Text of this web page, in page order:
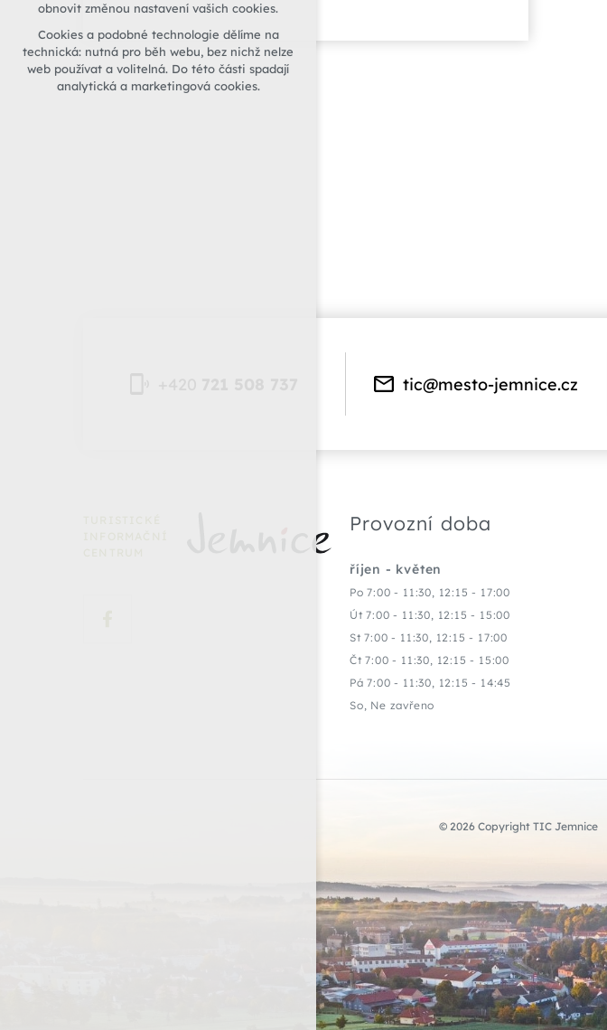
tic@mesto-jemnice.cz
Provozní doba
říjen - květen
Po 7:00 - 11:30, 12:15 - 17:00
Út 7:00 - 11:30, 12:15 - 15:00
St 7:00 - 11:30, 12:15 - 17:00
Čt 7:00 - 11:30, 12:15 - 15:00
Pá 7:00 - 11:30, 12:15 - 14:45
So, Ne zavřeno
© 2026 Copyright TIC Jemnice
Odmítnout vše
obnovit změnou nastavení vašich cookies.
Cookies a podobné technologie dělíme na
technická: nutná pro běh webu, bez nichž nelze
web používat a volitelná. Do této části spadají
analytická a marketingová cookies.